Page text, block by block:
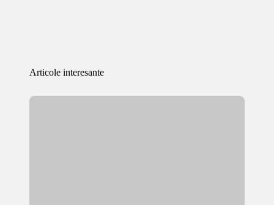
Articole interesante